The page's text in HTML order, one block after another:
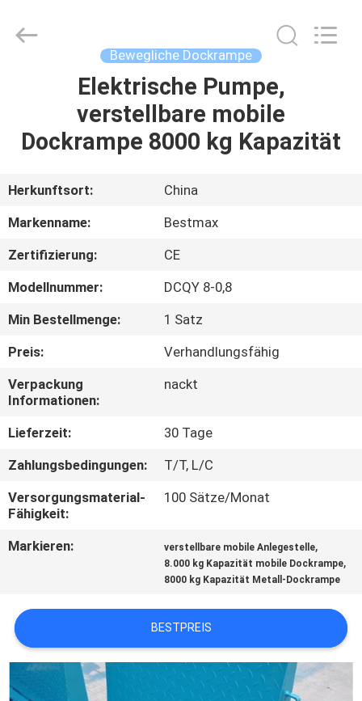
ÜBER
UNS
WERKSBESICHTIGUNG
QUALITÄTSKONTROLLE
KONTAKT
MIT
UNS
NEUIGKEITEN
BITTE UM
ANGEBOT
SITEMAP
LTD.
Bewegliche Dockrampe
Elektrische Pumpe,
verstellbare mobile
Dockrampe 8000 kg Kapazität
Herkunftsort:
China
Markenname:
Bestmax
Zertifizierung:
CE
Modellnummer:
DCQY 8-0,8
Min Bestellmenge:
1 Satz
Preis:
Verhandlungsfähig
Verpackung
Informationen:
nackt
Lieferzeit:
30 Tage
Zahlungsbedingungen:
T/T, L/C
Versorgungsmaterial-
Fähigkeit:
100 Sätze/Monat
Markieren: verstellbare mobile Anlegestelle,
8.000 kg Kapazität mobile Dockrampe,
8000 kg Kapazität Metall-Dockrampe
BESTPREIS